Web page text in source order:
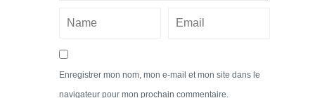
Enregistrer mon nom, mon e-mail et mon site dans le
navigateur pour mon prochain commentaire.